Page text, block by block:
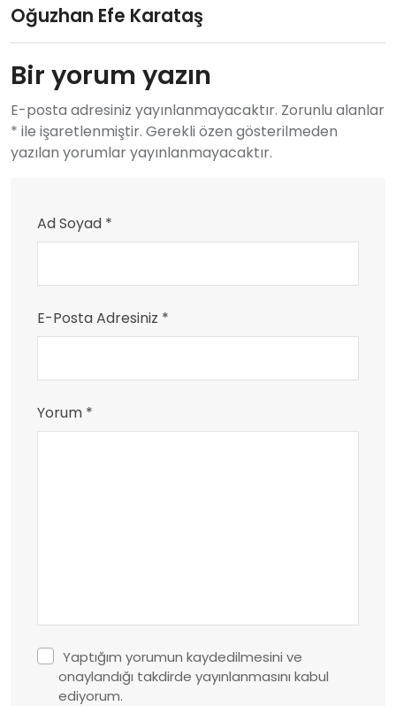
Oğuzhan Efe Karataş
Bir yorum yazın
E-posta adresiniz yayınlanmayacaktır. Zorunlu alanlar
* ile işaretlenmiştir. Gerekli özen gösterilmeden
yazılan yorumlar yayınlanmayacaktır.
Ad Soyad *
E-Posta Adresiniz *
Yorum *
Yaptığım yorumun kaydedilmesini ve
onaylandığı takdirde yayınlanmasını kabul
ediyorum.